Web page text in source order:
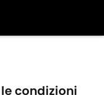
condizioni